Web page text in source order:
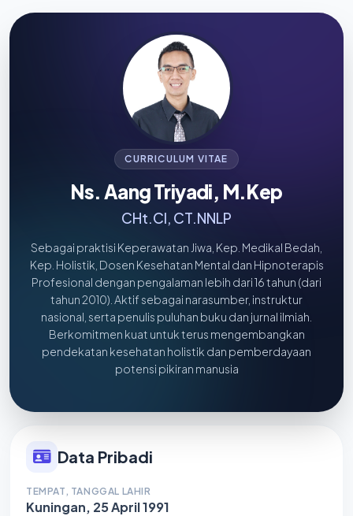
CURRICULUM VITAE
Ns. Aang Triyadi, M.Kep
CHt.CI, CT.NNLP
Sebagai praktisi Keperawatan Jiwa, Kep. Medikal Bedah,
Kep. Holistik, Dosen Kesehatan Mental dan Hipnoterapis
Profesional dengan pengalaman lebih dari 16 tahun (dari
tahun 2010). Aktif sebagai narasumber, instruktur
nasional, serta penulis puluhan buku dan jurnal ilmiah.
Berkomitmen kuat untuk terus mengembangkan
pendekatan kesehatan holistik dan pemberdayaan
potensi pikiran manusia
Data Pribadi
TEMPAT, TANGGAL LAHIR
Kuningan, 25 April 1991